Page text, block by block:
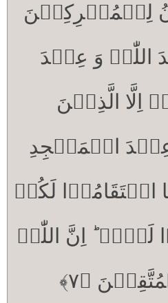
لِلۡمُشۡرِکِیۡنَ
وَ عِنۡدَ
الَّذِیۡنَ
الۡمَسۡجِدِ
اسۡتَقَامُوۡا لَکُمۡ
لَہُمۡ ؕ اِنَّ اللّٰہَ
﴿۷﴾